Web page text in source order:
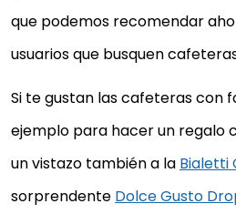
que podemos recomendar
usuarios que busquen
Si te gustan las cafeteras con
ejemplo para hacer un regalo
un vistazo también a la Bialetti
sorprendente Dolce Gusto